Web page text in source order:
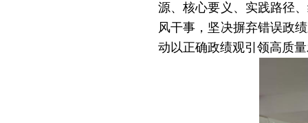
源、核心要义、实践路径
风干事，坚决摒弃错误政
动以正确政绩观引领高质